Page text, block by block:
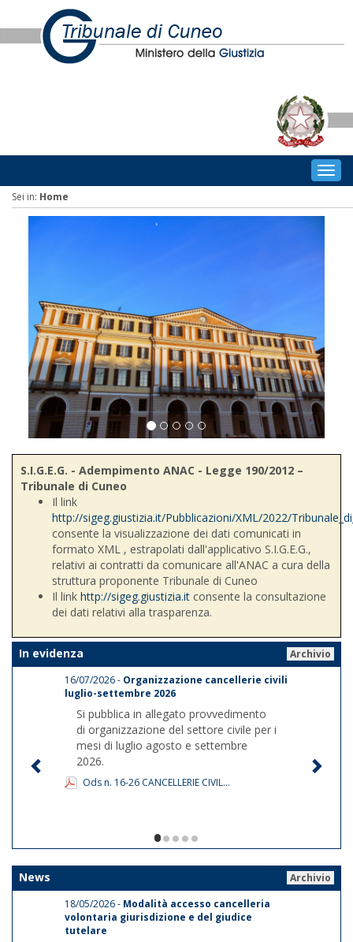
Sei in: Home
S.I.G.E.G. - Adempimento ANAC - Legge 190/2012 –
Tribunale di Cuneo
Il link
http://sigeg.giustizia.it/Pubblicazioni/XML/2022/
consente la visualizzazione dei dati comunicati in
formato XML , estrapolati dall'applicativo S.I.G.E.G.,
relativi ai contratti da comunicare all'ANAC a cura della
struttura proponente Tribunale di Cuneo
Il link http://sigeg.giustizia.it consente la consultazione
dei dati relativi alla trasparenza.
In evidenza
Archivio
16/07/2026 - Organizzazione cancellerie civili
luglio-settembre 2026
Si pubblica in allegato provvedimento
di organizzazione del settore civile per i
mesi di luglio agosto e settembre
2026.
Ods n. 16-26 CANCELLERIE CIVIL...
1/5
News
Archivio
18/05/2026 - Modalità accesso cancelleria
volontaria giurisdizione e del giudice
tutelare